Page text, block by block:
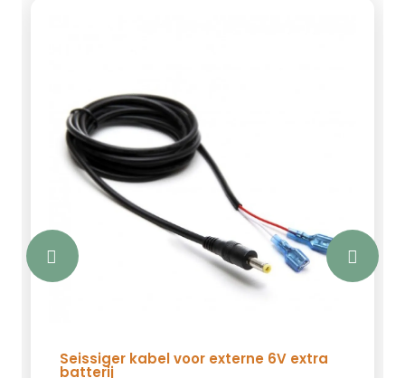
Seissiger kabel voor externe 6V extra
batterij